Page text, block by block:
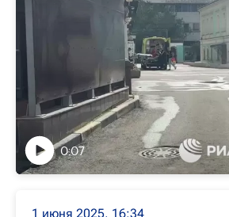
0:07
1 июня 2025, 16:34